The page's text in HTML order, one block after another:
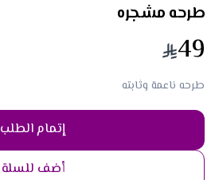
طرحه مشجره
49
طرحه ناعمة وثابته
إتمام الطلب
أضف للسلة